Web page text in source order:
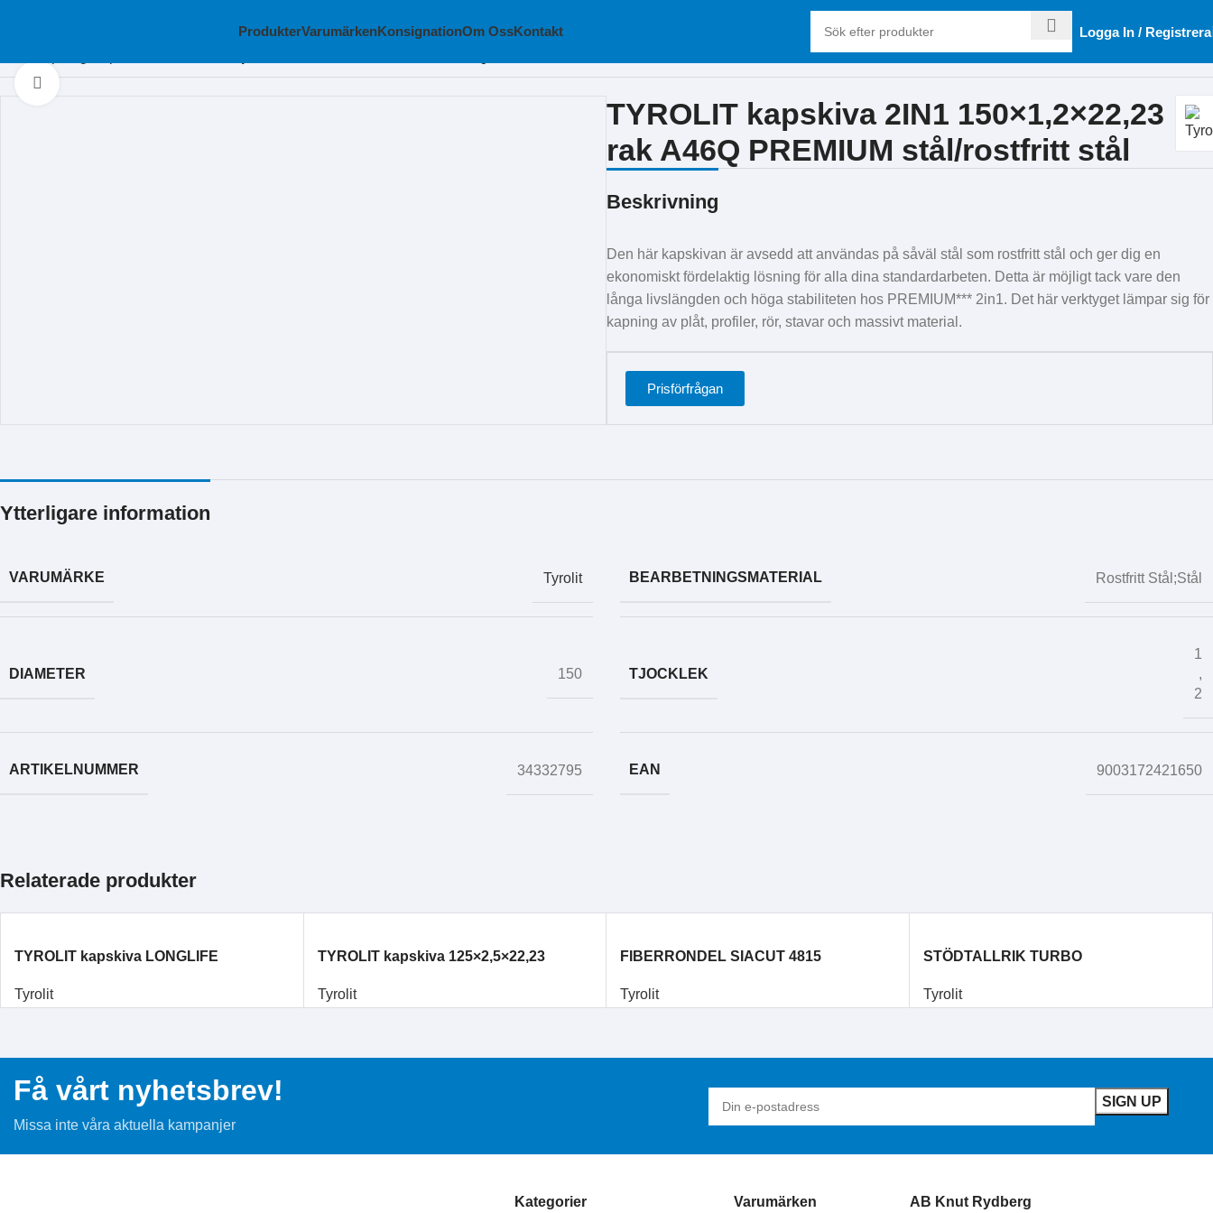
ProdukterVarumärkenKonsignationOm OssKontakt
Logga In / Registrera
Klicka för att förstora
TYROLIT kapskiva 2IN1 150×1,2×22,23
rak A46Q PREMIUM stål/rostfritt stål
Beskrivning
Den här kapskivan är avsedd att användas på såväl stål som rostfritt stål och ger dig en
ekonomiskt fördelaktig lösning för alla dina standardarbeten. Detta är möjligt tack vare den
långa livslängden och höga stabiliteten hos PREMIUM*** 2in1. Det här verktyget lämpar sig för
kapning av plåt, profiler, rör, stavar och massivt material.
Prisförfrågan
Ytterligare information
VARUMÄRKE Tyrolit BEARBETNINGSMATERIAL Rostfritt Stål;Stål
DIAMETER 150 TJOCKLEK
1
,
2
ARTIKELNUMMER 34332795 EAN 9003172421650
Relaterade produkter
TYROLIT kapskiva LONGLIFE
Tyrolit
TYROLIT kapskiva 125×2,5×22,23
Tyrolit
FIBERRONDEL SIACUT 4815
Tyrolit
STÖDTALLRIK TURBO
Tyrolit
Få vårt nyhetsbrev!
Missa inte våra aktuella kampanjer
Kategorier Varumärken AB Knut Rydberg